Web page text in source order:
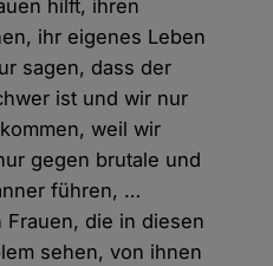
hilft, ihren
ihr eigenes Leben
sagen, dass der
ist und wir nur
weil wir
gegen brutale und
führen, …
die in diesen
sehen, von ihnen